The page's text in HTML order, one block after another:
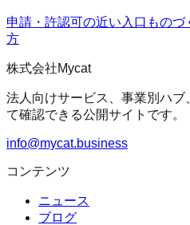
申請・許認可の近い入口 ものづ
方
株式会社Mycat
法人向けサービス、事業別ハ
て確認できる公開サイトです。
info@mycat.business
コンテンツ
ニュース
ブログ